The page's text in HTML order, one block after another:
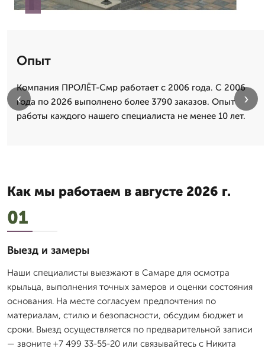
Опыт
Компания ПРОЛЁТ-Смр работает с 2006 года. С 2006
года по 2026 выполнено более 3790 заказов. Опыт
работы каждого нашего специалиста не менее 10 лет.
‹ ›
Как мы работаем в августе 2026 г.
01
Выезд и замеры
Наши специалисты выезжают в Самаре для осмотра
крыльца, выполнения точных замеров и оценки состояния
основания. На месте согласуем предпочтения по
материалам, стилю и безопасности, обсудим бюджет и
сроки. Выезд осуществляется по предварительной записи
— звоните +7 499 33-55-20 или связывайтесь с Никита